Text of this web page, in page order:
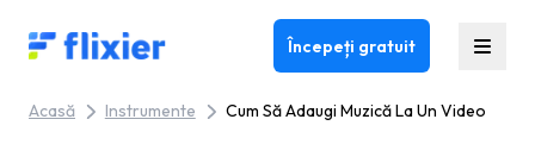
Flixier logo - Home Începeți gratuit
Acasă Instrumente Cum Să Adaugi Muzică La Un Video